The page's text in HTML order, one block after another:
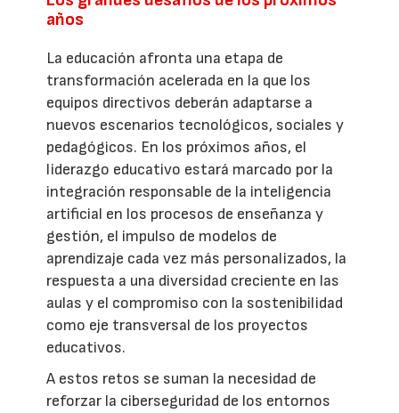
años
La educación afronta una etapa de
transformación acelerada en la que los
equipos directivos deberán adaptarse a
nuevos escenarios tecnológicos, sociales y
pedagógicos. En los próximos años, el
liderazgo educativo estará marcado por la
integración responsable de la inteligencia
artificial en los procesos de enseñanza y
gestión, el impulso de modelos de
aprendizaje cada vez más personalizados, la
respuesta a una diversidad creciente en las
aulas y el compromiso con la sostenibilidad
como eje transversal de los proyectos
educativos.
A estos retos se suman la necesidad de
reforzar la ciberseguridad de los entornos